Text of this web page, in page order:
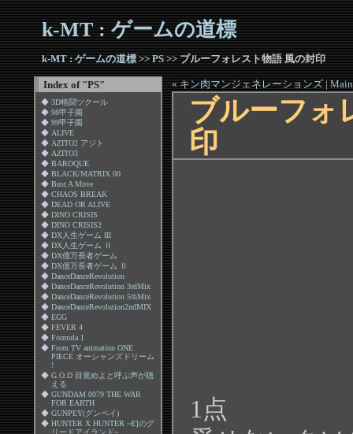
k-MT : ゲームの道標
k-MT : ゲームの道標>>PS>> ブルーフォレスト物語 風の封印
Index of "PS"
◆ 3D格闘ツクール
◆ 98甲子園
◆ 99甲子園
◆ ALIVE
◆ AZITO2 アジト
◆ AZITO3
◆ BAROQUE
◆ BLACK/MATRIX 00
◆ Bust A Move
◆ CHAOS BREAK
◆ DEAD OR ALIVE
◆ DINO CRISIS
◆ DINO CRISIS2
◆ DX人生ゲーム III
◆ DX人生ゲーム Ⅱ
◆ DX億万長者ゲーム
◆ DX億万長者ゲーム Ⅱ
◆ DanceDanceRevolution
◆ DanceDanceRevolution 3rdMix
◆ DanceDanceRevolution 5thMix
◆ DanceDanceRevolution2ndMIX
◆ EGG
◆ FEVER 4
◆ Formula 1
◆ From TV animation ONE
PIECE オーシャンズドリーム
!
◆ G.O.D 目覚めよと呼ぶ声が聴
える
◆ GUNDAM 0079 THE WAR
FOR EARTH
◆ GUNPEY(グンペイ)
◆ HUNTER X HUNTER ~幻のグ
リードアイランド~
« キン肉マンジェネレーションズ|Main
ブルーフォ
印
1点